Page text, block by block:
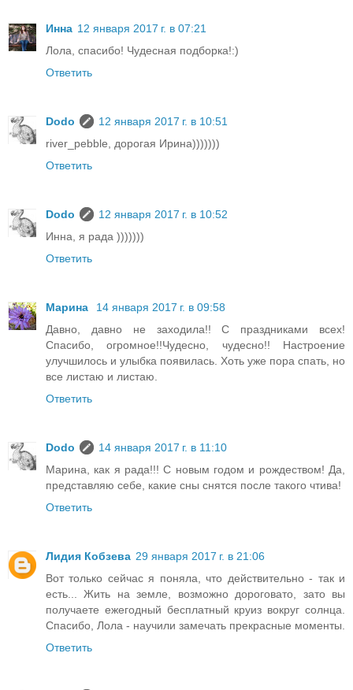
Инна 12 января 2017 г. в 07:21
Лола, спасибо! Чудесная подборка!:)
Ответить
Dodo
12 января 2017 г. в 10:51
river_pebble, дорогая Ирина)))))))
Ответить
Dodo
12 января 2017 г. в 10:52
Инна, я рада )))))))
Ответить
Марина
14 января 2017 г. в 09:58
Давно, давно не заходила!! С праздниками всех!
Спасибо, огромное!!Чудесно, чудесно!! Настроение
улучшилось и улыбка появилась. Хоть уже пора спать, но
все листаю и листаю.
Ответить
Dodo
14 января 2017 г. в 11:10
Марина, как я рада!!! С новым годом и рождеством! Да,
представляю себе, какие сны снятся после такого чтива!
Ответить
Лидия Кобзева 29 января 2017 г. в 21:06
Вот только сейчас я поняла, что действительно - так и
есть... Жить на земле, возможно дороговато, зато вы
получаете ежегодный бесплатный круиз вокруг солнца.
Спасибо, Лола - научили замечать прекрасные моменты.
Ответить